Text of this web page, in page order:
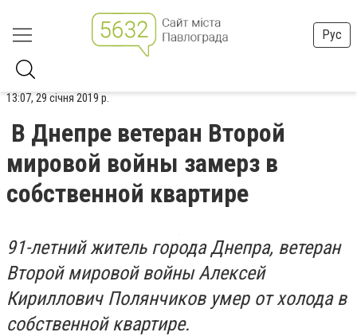
Рус
13:07, 29 січня 2019 р.
В Днепре ветеран Второй
мировой войны замерз в
собственной квартире
91-летний житель города Днепра, ветеран
Второй мировой войны Алексей
Кириллович Полянчиков умер от холода в
собственной квартире.